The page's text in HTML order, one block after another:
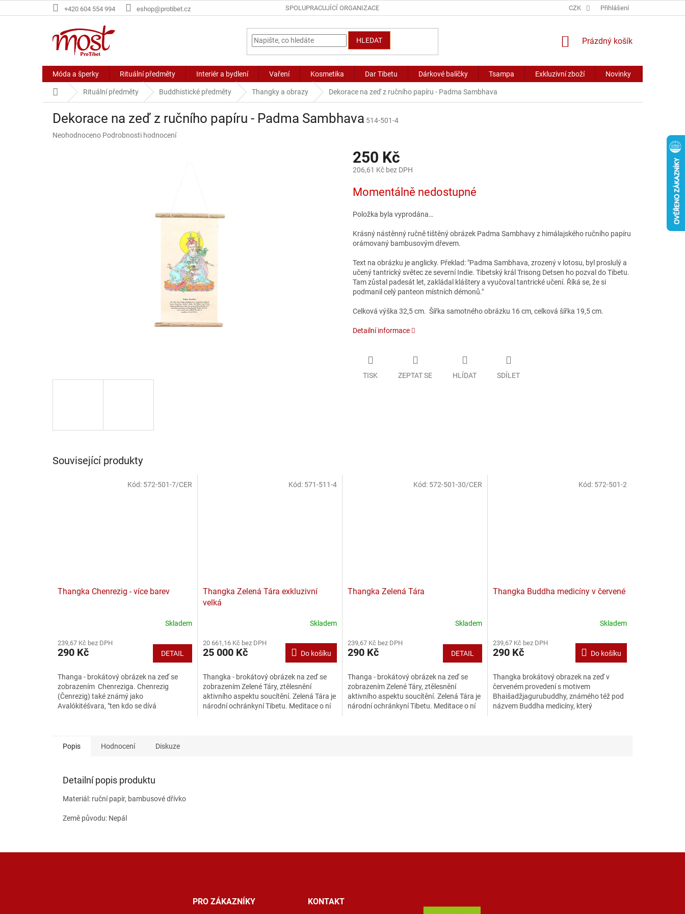
na
+420 604 554 994 eshop@protibet.cz SPOLUPRACUJÍCÍ ORGANIZACE CZK Přihlášení
HLEDAT
NÁKUPNÍ
Prázdný košík
Móda a šperky Rituální předměty Interiér a bydlení Vaření Kosmetika Dar Tibetu Dárkové balíčky Tsampa Exkluzivní zboží Novinky
Domů Rituální předměty Buddhistické předměty Thangky a obrazy Dekorace na zeď z ručního papíru - Padma Sambhava
Dekorace na zeď z ručního papíru - Padma Sambhava 514-501-4
Průměrné
Neohodnoceno Podrobnosti hodnocení
250 Kč
206,61 Kč bez DPH
cena:
Momentálně nedostupné
Položka byla vyprodána…
Krásný nástěnný ručně tištěný obrázek Padma Sambhavy z himálajského ručního papíru
orámovaný bambusovým dřevem.
Text na obrázku je anglicky. Překlad: "Padma Sambhava, zrozený v lotosu, byl proslulý a
učený tantrický světec ze severní Indie. Tibetský král Trisong Detsen ho pozval do Tibetu.
Tam zůstal padesát let, zakládal kláštery a vyučoval tantrické učení. Říká se, že si
podmanil celý panteon místních démonů."
Celková výška 32,5 cm. Šířka samotného obrázku 16 cm, celková šířka 19,5 cm.
Detailní informace
TISK ZEPTAT SE HLÍDAT SDÍLET
Související produkty
Thangka Chenrezig - více barev
Skladem
239,67 Kč bez DPH
290 Kč DETAIL
Thanga - brokátový obrázek na zeď se
zobrazením Chenreziga. Chenrezig
(Čenrezig) také známý jako
Avalókitéšvara, "ten kdo se dívá
Kód: 572-501-7/CER
Thangka Zelená Tára exkluzivní
velká
Skladem
20 661,16 Kč bez DPH
25 000 Kč Do košíku
Thangka - brokátový obrázek na zeď se
zobrazením Zelené Táry, ztělesnění
aktivního aspektu soucítění. Zelená Tára je
národní ochránkyní Tibetu. Meditace o ní
Kód: 571-511-4
Thangka Zelená Tára
Skladem
239,67 Kč bez DPH
290 Kč DETAIL
Thanga - brokátový obrázek na zeď se
zobrazením Zelené Táry, ztělesnění
aktivního aspektu soucítění. Zelená Tára je
národní ochránkyní Tibetu. Meditace o ní
Kód: 572-501-30/CER
Thangka Buddha medicíny v červené
Skladem
239,67 Kč bez DPH
290 Kč Do košíku
Thangka brokátový obrazek na zeď v
červeném provedení s motivem
Bhaišadžjagurubuddhy, známého též pod
názvem Buddha medicíny, který
Kód: 572-501-2
Popis Hodnocení Diskuze
Detailní popis produktu
Materiál: ruční papír, bambusové dřívko
Země původu: Nepál
PRO ZÁKAZNÍKY KONTAKT